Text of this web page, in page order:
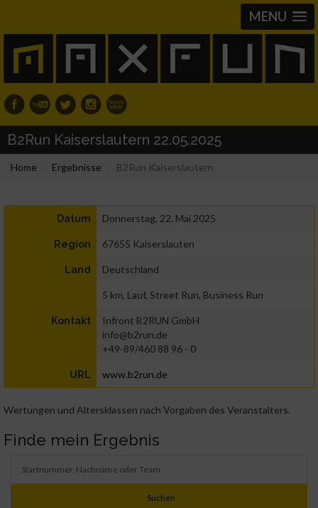
MENU
B2Run Kaiserslautern 22.05.2025
Home Ergebnisse B2Run Kaiserslautern
Datum Donnerstag, 22. Mai 2025
Region 67655 Kaiserslauten
Land Deutschland
5 km, Lauf, Street Run, Business Run
Kontakt
Infront B2RUN GmbH
info@b2run.de
+49-89/460 88 96 - 0
URL www.b2run.de
Wertungen und Altersklassen nach Vorgaben des Veranstalters.
Finde mein Ergebnis